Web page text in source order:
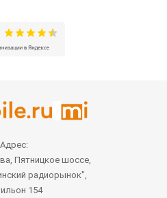
Адрес:
Пятницкое шоссе,
радиорынок",
154